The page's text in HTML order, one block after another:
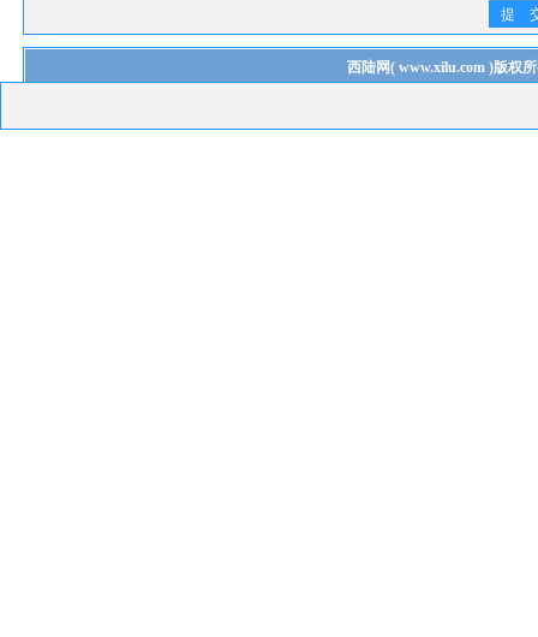
提
西陆网( www.xilu.com)版权